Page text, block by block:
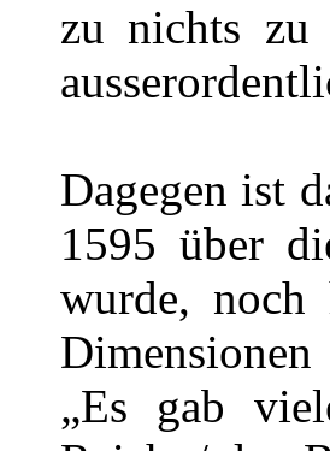
zu nichts zu
Dagegen ist
1595 über
wurde, noch
Dimensionen
„Es gab